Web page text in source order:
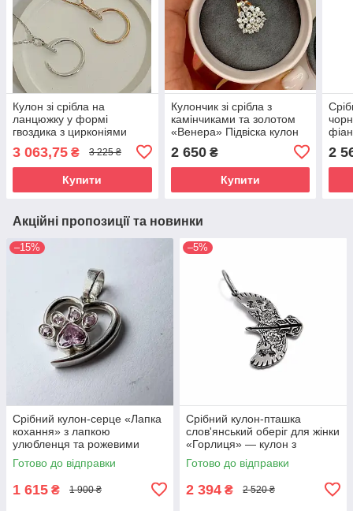
Кулон зі срібла на
ланцюжку у формі
гвоздика з цирконіями
3 063,75 ₴ 3 225 ₴
Купити
Кулончик зі срібла з
камінчиками та золотом
«Венера» Підвіска кулон
2 650₴
Купити
2
Акційні пропозиції та новинки
–15%
Срібний кулон-серце «Лапка
кохання» з лапкою
улюбленця та рожевими
фіанітами, 925 проба
Готово до відправки
1 615 ₴ 1 900 ₴
–5%
Срібний кулон-пташка
слов'янський оберіг для жінки
«Горлиця» — кулон з
українським орнаментом
Готово до відправки
2 394 ₴ 2 520 ₴